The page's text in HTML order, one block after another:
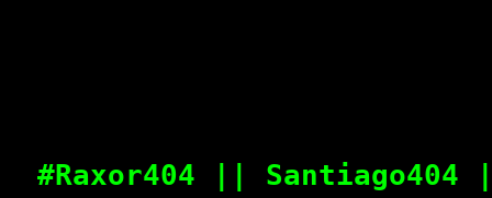
#Raxor404 || Santiago404